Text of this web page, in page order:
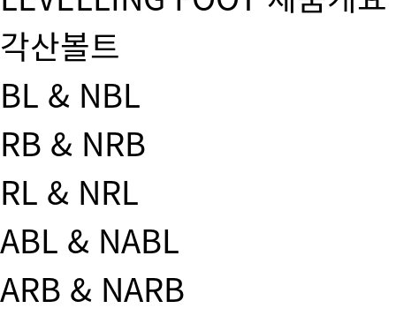
각산볼트
BL & NBL
RB & NRB
RL & NRL
ABL & NABL
ARB & NARB